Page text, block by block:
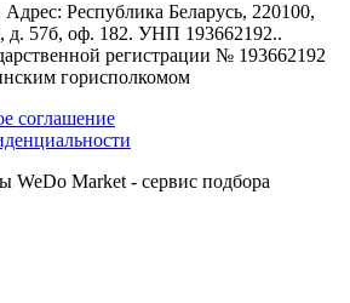
Республика Беларусь, 220100,
д. 57б, оф. 182. УНП 193662192..
регистрации № 193662192
горисполкомом
соглашение
Market - сервис подбора